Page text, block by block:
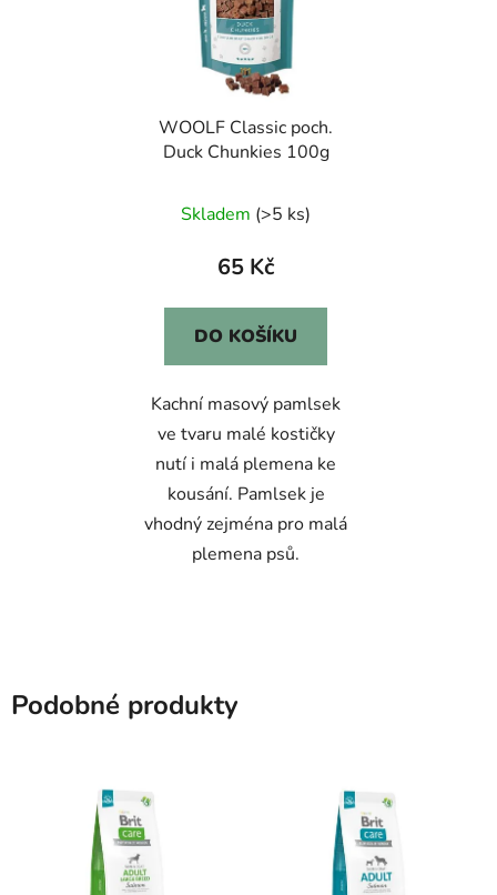
WOOLF Classic poch.
Duck Chunkies 100g
Skladem (>5 ks)
65 Kč
DO KOŠÍKU
Kachní masový pamlsek
ve tvaru malé kostičky
nutí i malá plemena ke
kousání. Pamlsek je
vhodný zejména pro malá
plemena psů.
Podobné produkty